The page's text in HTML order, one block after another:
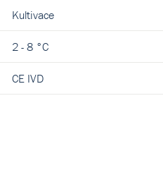
Kultivace
2 - 8 °C
CE IVD